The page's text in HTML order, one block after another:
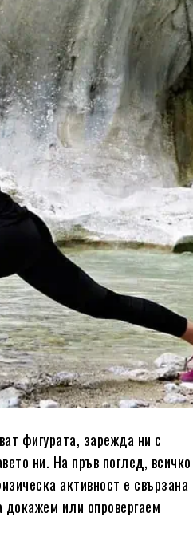
фигурата, зарежда ни с
ни. На пръв поглед, всичко
активност е свързана
или опровергаем